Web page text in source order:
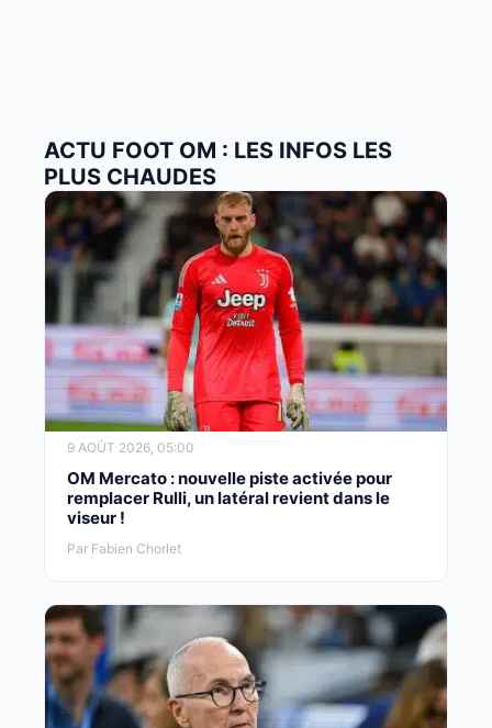
ACTU FOOT OM : LES INFOS LES
PLUS CHAUDES
9 AOÛT 2026, 05:00
OM Mercato : nouvelle piste activée pour
remplacer Rulli, un latéral revient dans le
viseur !
Par Fabien Chorlet